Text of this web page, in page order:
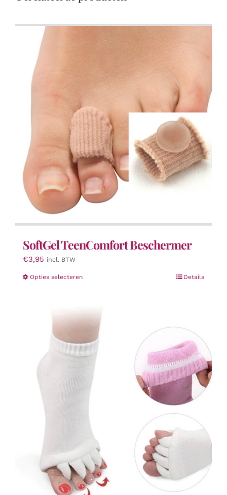
SoftGel TeenComfort Beschermer
€3,95 incl. BTW
Opties selecterenDit
meerdere
variaties.
Deze
optie
kan
worden
op
Details